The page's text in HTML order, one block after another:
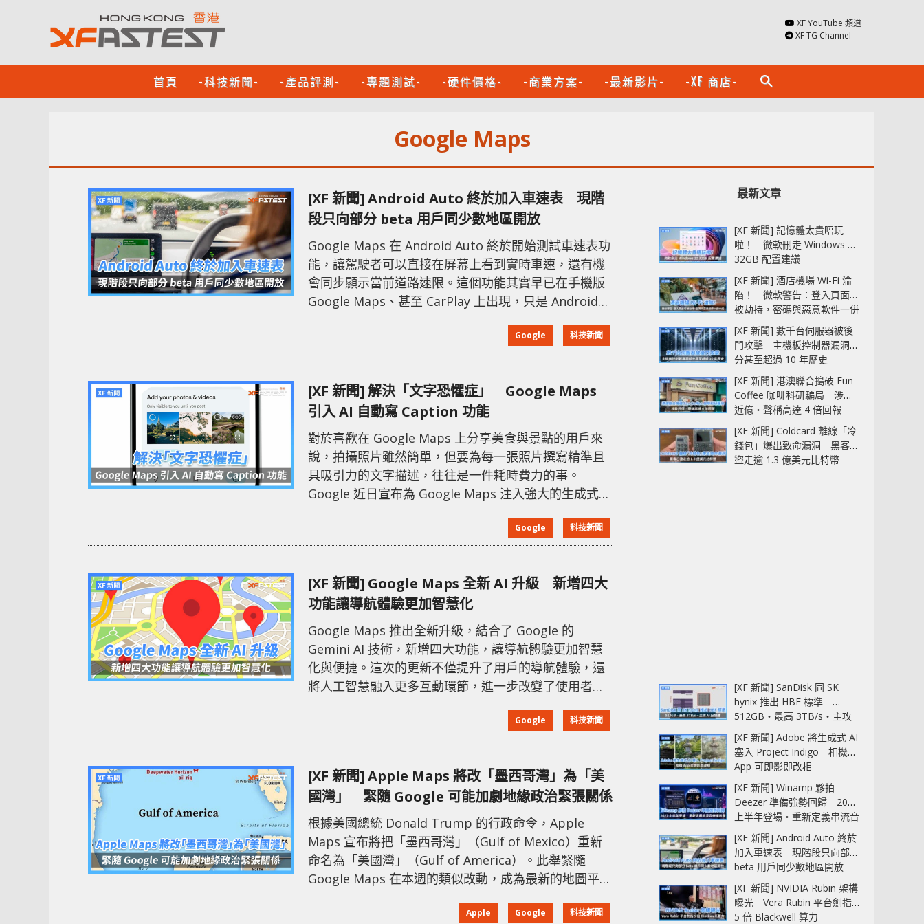
XF YouTube 頻道
XF TG Channel
首頁 -科技新聞- -產品評測- -專題測試- -硬件價格- -商業方案- -最新影片- -XF 商店- search
Google Maps
[XF 新聞] Android Auto 終於加入車速表 現階
段只向部分 beta 用戶同少數地區開放
Google Maps 在 Android Auto 終於開始測試車速表功
能，讓駕駛者可以直接在屏幕上看到實時車速，還有機
會同步顯示當前道路速限。這個功能其實早已在手機版
Google Maps、甚至 CarPlay 上出現，只是 Android
算全面開放，外媒同 Reddit 用戶都指出，只有少數人的
Google Maps Beta 版本 26.29.02.946673643 上見到車
不
Google 科技新聞
[XF 新聞] 解決「文字恐懼症」 Google Maps
引入 AI 自動寫 Caption 功能
對於喜歡在 Google Maps 上分享美食與景點的用戶來
說，拍攝照片雖然簡單，但要為每一張照片撰寫精準且
具吸引力的文字描述，往往是一件耗時費力的事。
Google 近日宣布為 Google Maps 注入強大的生成式人
決了用戶在分享生活點滴時的「文字恐懼症」。 這項功
能的運作原理基於 Google 最先進的多模態大型語言模
內容。無論是路邊咖啡店拉花精緻的 Latte，還是深山
秘境中宏偉
Google 科技新聞
[XF 新聞] Google Maps 全新 AI 升級 新增四大
功能讓導航體驗更加智慧化
Google Maps 推出全新升級，結合了 Google 的
Gemini AI 技術，新增四大功能，讓導航體驗更加智慧
化與便捷。這次的更新不僅提升了用戶的導航體驗，還
將人工智慧融入更多互動環節，進一步改變了使用者的
免手操作對話功能，用戶在駕駛過程中可以像與好友交
談一樣與 Gemini 互動。例如，可以推薦沿途經濟實惠
日曆，整個過程不需要停下車輛即可完成。其次，導航
指引新增地
Google 科技新聞
[XF 新聞] Apple Maps 將改「墨西哥灣」為「美
國灣」 緊隨 Google 可能加劇地緣政治緊張關係
根據美國總統 Donald Trump 的行政命令，Apple
Maps 宣布將把「墨西哥灣」（Gulf of Mexico）重新
命名為「美國灣」（Gulf of America）。此舉緊隨
Google Maps 在本週的類似改動，成為最新的地圖平台
「美國灣」的名稱，該變更也會逐步向其他國家用戶推
Apple Google 科技新聞
最新文章
[XF 新聞] 記憶體太貴唔玩
啦！ 微軟刪走 Windows 11
32GB 配置建議
[XF 新聞] 酒店機場 Wi-Fi 淪
陷！ 微軟警告：登入頁面可
被劫持，密碼與惡意軟件一併
中招
[XF 新聞] 數千台伺服器被後
門攻擊 主機板控制器漏洞部
分甚至超過 10 年歷史
[XF 新聞] 港澳聯合搗破 Fun
Coffee 咖啡科研騙局 涉款
近億‧聲稱高達 4 倍回報
[XF 新聞] Coldcard 離線「冷
錢包」爆出致命漏洞 黑客已
盜走逾 1.3 億美元比特幣
[XF 新聞] SanDisk 同 SK
hynix 推出 HBF 標準
512GB‧最高 3TB/s‧主攻
AI 記憶體
[XF 新聞] Adobe 將生成式 AI
塞入 Project Indigo 相機
App 可即影即改相
[XF 新聞] Winamp 夥拍
Deezer 準備強勢回歸 2027
上半年登場‧重新定義串流音
樂播放器
[XF 新聞] Android Auto 終於
加入車速表 現階段只向部分
beta 用戶同少數地區開放
[XF 新聞] NVIDIA Rubin 架構
曝光 Vera Rubin 平台劍指
5 倍 Blackwell 算力